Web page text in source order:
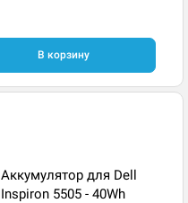
В корзину
Аккумулятор для Dell
Inspiron 5505 - 40Wh